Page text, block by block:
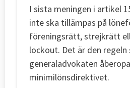
I sista meningen i artikel
inte ska tillämpas på
föreningsrätt, strejkrätt
lockout. Det är den regeln
generaladvokaten
minimilönsdirektivet.